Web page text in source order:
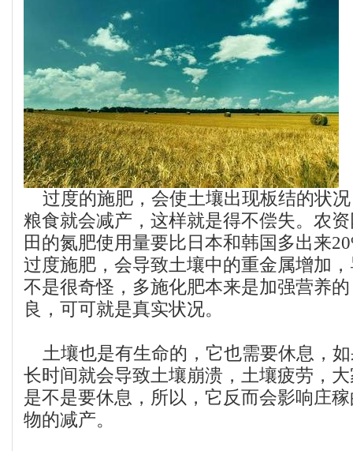
过度的施肥，会使土壤出现板结的状
粮食就会减产，这样就是得不偿失。农
田的氮肥使用量要比日本和韩国多出来
过度施肥，会导致土壤中的重金属增加
不是很奇怪，多施化肥本来是加强营养
良，可可就是真实状况。
土壤也是有生命的，它也需要休息，
长时间就会导致土壤崩溃，土壤疲劳，
是不是要休息，所以，它反而会影响庄
物的减产。